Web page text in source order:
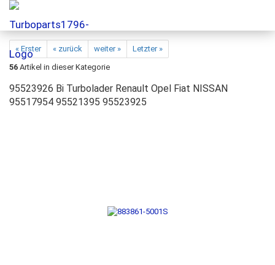
« Erster « zurück weiter »
Letzter »
56 Artikel in dieser Kategorie
95523926 Bi Turbolader Renault Opel Fiat NISSAN
95517954 95521395 95523925